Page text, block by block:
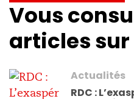
Vous
articles sur
Actualités
RDC :